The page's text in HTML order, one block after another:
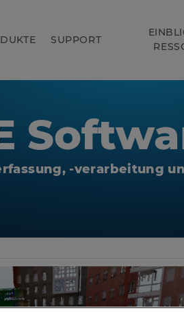
SUPPORT
-verarbeitung